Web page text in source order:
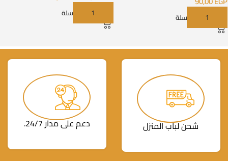
إضافة إلى السلة إضافة إلى السلة
شحن لباب المنزل دعم على مدار 24/7.